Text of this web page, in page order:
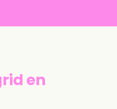
en